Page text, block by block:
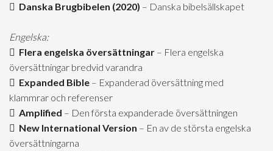
Danska Brugbibelen (2020) – Danska bibelsällskapet
Engelska:
Flera engelska översättningar – Flera engelska
översättningar bredvid varandra
Expanded Bible – Expanderad översättning med
klammrar och referenser
Amplified – Den första expanderade översättningen
New International Version – En av de största engelska
översättningarna